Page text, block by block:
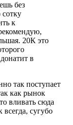
без
к
20К это
в
так поступает
как рынок
вливать сюда
сугубо